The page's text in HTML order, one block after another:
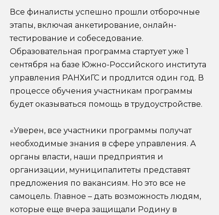
Все финалисты успешно прошли отборочные
этапы, включая анкетирование, онлайн-
тестирование и собеседование.
Образовательная программа стартует уже 1
сентября на базе Южно-Российского института
управления РАНХиГС и продлится один год. В
процессе обучения участникам программы
будет оказываться помощь в трудоустройстве.
«Уверен, все участники программы получат
необходимые знания в сфере управления. А
органы власти, наши предприятия и
организации, муниципалитеты представят
предложения по вакансиям. Но это все не
самоцель. Главное – дать возможность людям,
которые еще вчера защищали Родину в